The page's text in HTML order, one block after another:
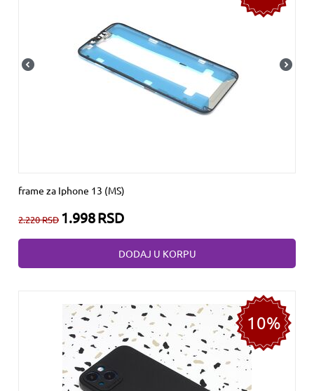
frame za Iphone 13 (MS)
2.220RSD 1.998RSD
DODAJ U KORPU
10%